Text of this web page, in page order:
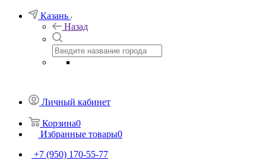
Казань
Назад
Личный кабинет
Корзина0
Избранные товары0
+7 (950) 170-55-77